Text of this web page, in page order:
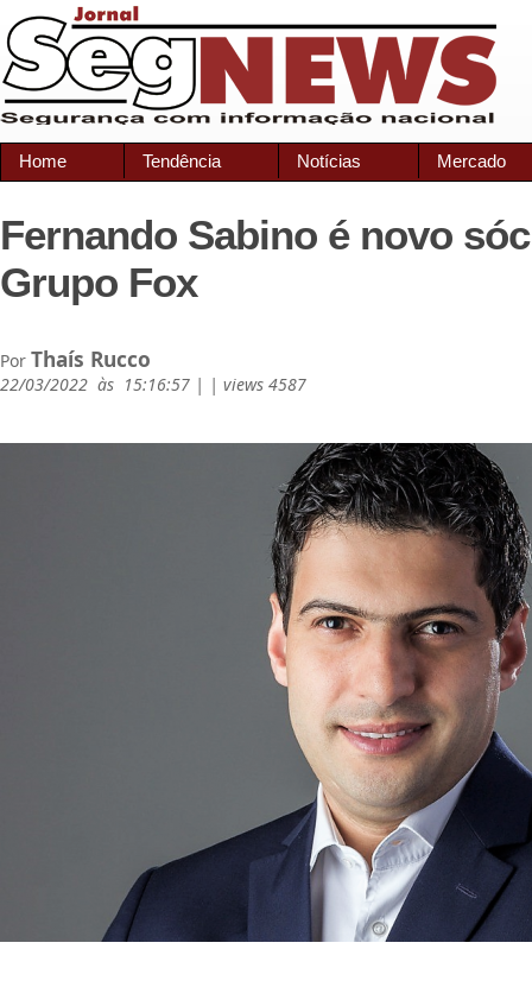
Home Tendência Notícias Mercado
Fernando Sabino é novo
Grupo Fox
Por Thaís Rucco
22/03/2022 às 15:16:57 | | views 4587